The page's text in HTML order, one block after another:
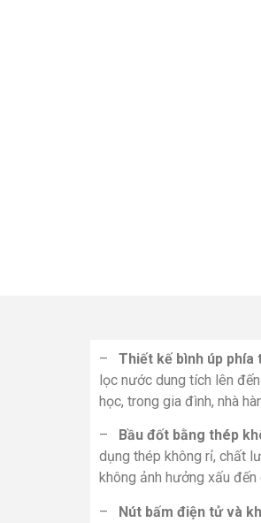
– Thiết kế bình úp phía
lọc nước dung tích lên
học, trong gia đình, nhà
– Bầu đốt bằng thép
dụng thép không rỉ, chất
không ảnh hưởng xấu
– Nút bấm điện tử và